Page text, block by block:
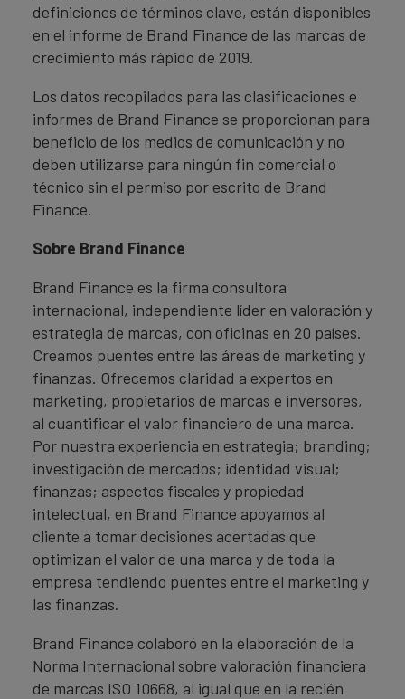
definiciones de términos clave, están disponibles
en el informe de Brand Finance de las marcas de
crecimiento más rápido de 2019.
Los datos recopilados para las clasificaciones e
informes de Brand Finance se proporcionan para
beneficio de los medios de comunicación y no
deben utilizarse para ningún fin comercial o
técnico sin el permiso por escrito de Brand
Finance.
Sobre Brand Finance
Brand Finance es la firma consultora
internacional, independiente líder en valoración y
estrategia de marcas, con oficinas en 20 países.
Creamos puentes entre las áreas de marketing y
finanzas. Ofrecemos claridad a expertos en
marketing, propietarios de marcas e inversores,
al cuantificar el valor financiero de una marca.
Por nuestra experiencia en estrategia; branding;
investigación de mercados; identidad visual;
finanzas; aspectos fiscales y propiedad
intelectual, en Brand Finance apoyamos al
cliente a tomar decisiones acertadas que
optimizan el valor de una marca y de toda la
empresa tendiendo puentes entre el marketing y
las finanzas.
Brand Finance colaboró en la elaboración de la
Norma Internacional sobre valoración financiera
de marcas ISO 10668, al igual que en la recién